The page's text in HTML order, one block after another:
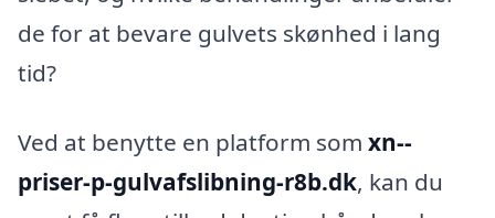
de for at bevare gulvets skønhed i lang
tid?
Ved at benytte en platform som xn--
priser-p-gulvafslibning-r8b.dk, kan du